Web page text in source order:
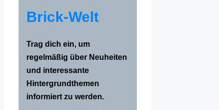
Brick-Welt
Trag dich ein, um
regelmäßig über Neuheiten
und interessante
Hintergrundthemen
informiert zu werden.